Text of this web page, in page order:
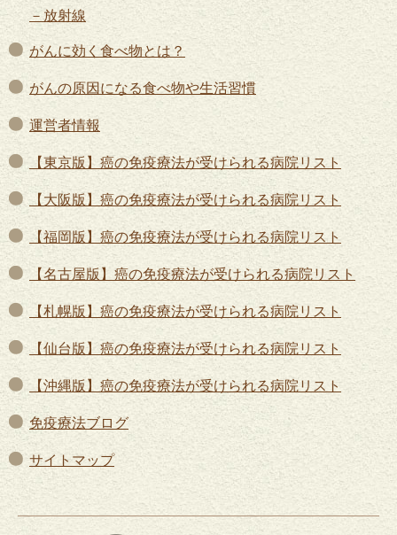
放射線
がんに効く食べ物とは？
がんの原因になる食べ物や生活習慣
運営者情報
【東京版】癌の免疫療法が受けられる病院リスト
【大阪版】癌の免疫療法が受けられる病院リスト
【福岡版】癌の免疫療法が受けられる病院リスト
【名古屋版】癌の免疫療法が受けられる病院リスト
【札幌版】癌の免疫療法が受けられる病院リスト
【仙台版】癌の免疫療法が受けられる病院リスト
【沖縄版】癌の免疫療法が受けられる病院リスト
免疫療法ブログ
サイトマップ